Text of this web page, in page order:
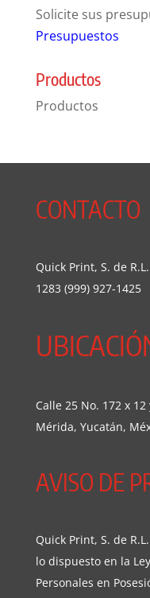
Solicite sus
Presupuestos
Productos
Productos
CONTACTO
Quick Print, S. de
1283 (999) 927-1425
Calle 25 No. 172 x
Mérida, Yucatán,
AVISO DE
Quick Print, S. de
lo dispuesto en la
Personales en